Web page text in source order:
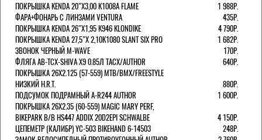
ПОКРЫШКА KENDA 20"Х3,00 K1008A FLAME
1 988Р.
ФАРА+ФОНАРЬ С ЛИНЗАМИ VENTURA
435Р.
ПОКРЫШКА KENDA 26"Х1,95 K946 KLONDIKE
4 790Р.
ПОКРЫШКА KENDA 27,5"Х 2,10K1080 SLANT SIX PRO
1 682Р.
ЗВОНОК ЧЕРНЫЙ M-WAVE
170Р.
ФЛЯГА AB-TCX-SHIVA X9 0.85Л TACX/AUTHOR
640Р.
ПОКРЫШКА 26X2.125 (57-559) MTB/BMX/FREESTYLE
НИЗКИЙ H.R.T.
880Р.
ПОДСУМОК ПОДРАМНЫЙ A-R244 AUTHOR
1 600Р.
ПОКРЫШКА 26X2.35 (60-559) MAGIC MARY PERF,
BIKEPARK B/B HS447 ADDIX 20D2EPI SCHWALBE
4 150Р.
ЦЕПЕМЕТР (КАЛИБР) YC-503 BIKEHAND 6-14503
248Р.